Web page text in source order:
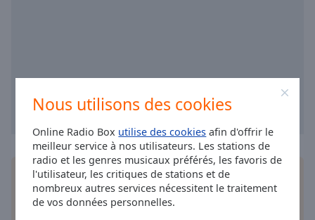
Nous utilisons des cookies
Online Radio Box utilise des cookies afin d'offrir le
meilleur service à nos utilisateurs. Les stations de
radio et les genres musicaux préférés, les favoris de
l'utilisateur, les critiques de stations et de
nombreux autres services nécessitent le traitement
de vos données personnelles.
Opacity
Background
Installezl'applicationgratuite Online Radio Box
pour votre téléphone intelligent et d'écouter vos
stations de radio préférées en ligne où que vous